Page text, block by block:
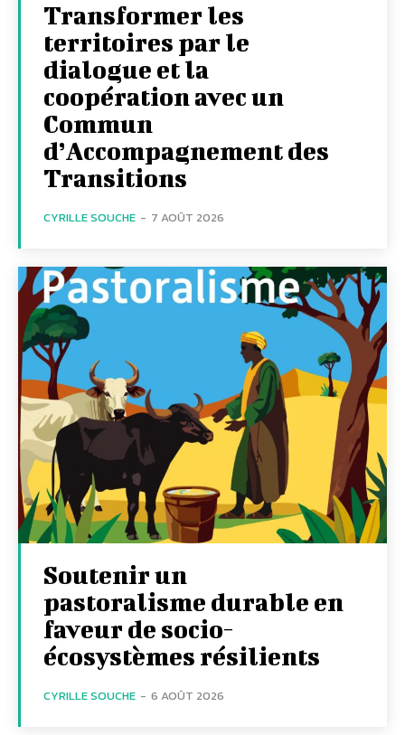
Transformer les
territoires par le
dialogue et la
coopération avec un
Commun
d’Accompagnement des
Transitions
CYRILLE SOUCHE - 7 AOÛT 2026
Soutenir un
pastoralisme durable en
faveur de socio-
écosystèmes résilients
CYRILLE SOUCHE - 6 AOÛT 2026